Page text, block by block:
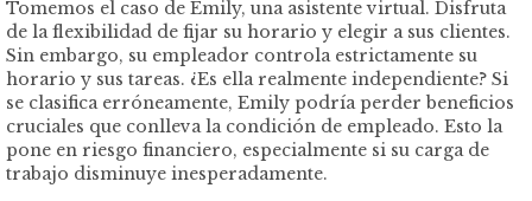
Tomemos el caso de Emily, una asistente virtual. Disfruta
de la flexibilidad de fijar su horario y elegir a sus clientes.
Sin embargo, su empleador controla estrictamente su
horario y sus tareas. ¿Es ella realmente independiente? Si
se clasifica erróneamente, Emily podría perder beneficios
cruciales que conlleva la condición de empleado. Esto la
pone en riesgo financiero, especialmente si su carga de
trabajo disminuye inesperadamente.